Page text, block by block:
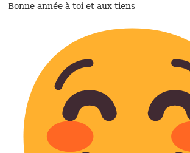
Bonne année à toi et aux tiens